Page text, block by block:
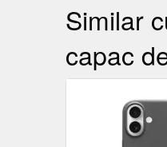
Similar
capac